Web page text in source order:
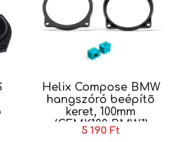
Helix Compose BMW
hangszóró beépítõ
keret, 100mm
(CFMK100 BMW.1)
5 190 Ft